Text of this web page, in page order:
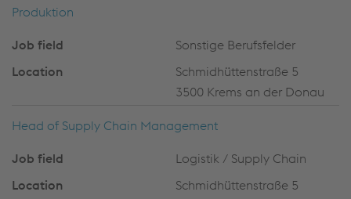
Produktion
Sonstige Berufsfelder
Schmidhüttenstraße 5
3500 Krems an der Donau
Head of Supply Chain Management
Logistik / Supply Chain
Schmidhüttenstraße 5